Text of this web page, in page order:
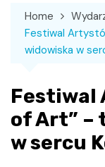
Home
Festiwal
widowiska w
Festiwal
of Art” –
w sercu